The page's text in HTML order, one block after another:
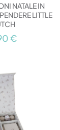
NATALE IN
LITTLE
€